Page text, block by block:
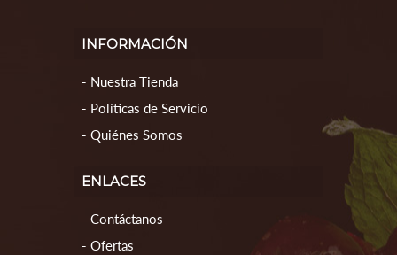
INFORMACIÓN
Nuestra Tienda
Políticas de Servicio
Quiénes Somos
ENLACES
Contáctanos
Ofertas